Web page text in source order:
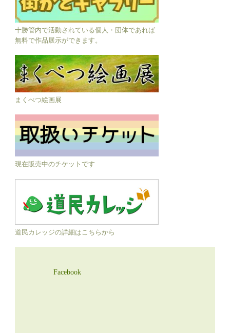
十勝管内で活動されている個人・団体であれば
無料で作品展示ができます。
まくべつ絵画展
現在販売中のチケットです
道民カレッジの詳細はこちらから
Facebook